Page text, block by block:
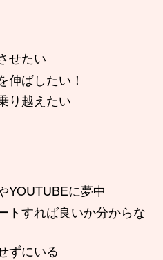
せたい
伸ばしたい！
り越えたい
YOUTUBEに夢中
トすれば良いか分からな
ずにいる